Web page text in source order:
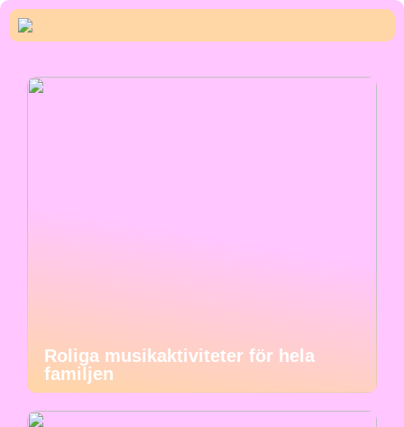
Roliga musikaktiviteter för hela
familjen